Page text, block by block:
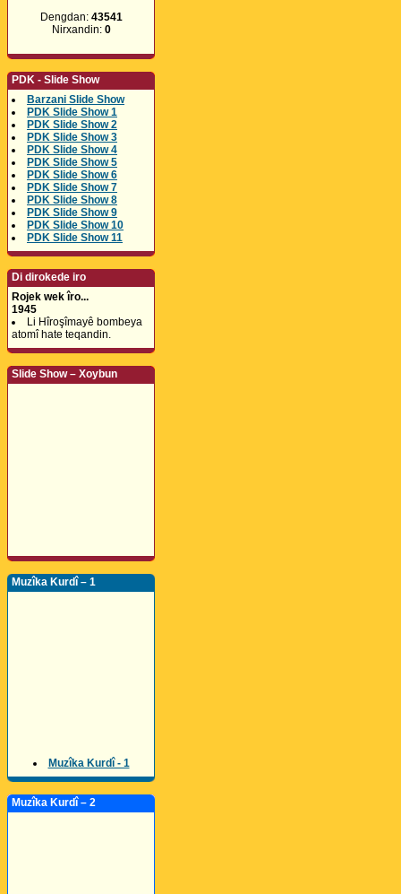
Dengdan: 43541
Nirxandin: 0
PDK - Slide Show
Barzani Slide Show
PDK Slide Show 1
PDK Slide Show 2
PDK Slide Show 3
PDK Slide Show 4
PDK Slide Show 5
PDK Slide Show 6
PDK Slide Show 7
PDK Slide Show 8
PDK Slide Show 9
PDK Slide Show 10
PDK Slide Show 11
Di dirokede iro
Rojek wek îro...
1945
Li Hîroşîmayê bombeya
atomî hate teqandin.
Slide Show – Xoybun
Muzîka Kurdî – 1
Muzîka Kurdî - 1
Muzîka Kurdî – 2